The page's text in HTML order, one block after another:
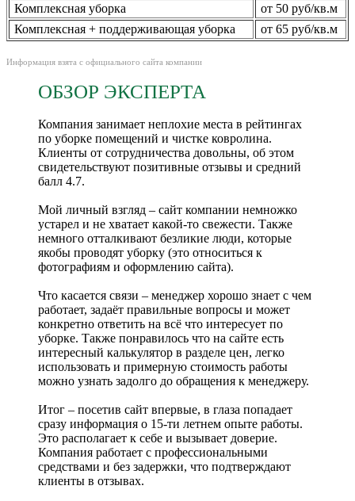
Комплексная уборка
от 50 руб/кв.м
Комплексная + поддерживающая уборка
от 65 руб/кв.м
Информация взята с официального сайта компании
ОБЗОР ЭКСПЕРТА
Компания занимает неплохие места в рейтингах
по уборке помещений и чистке ковролина.
Клиенты от сотрудничества довольны, об этом
свидетельствуют позитивные отзывы и средний
балл 4.7.
Мой личный взгляд – сайт компании немножко
устарел и не хватает какой-то свежести. Также
немного отталкивают безликие люди, которые
якобы проводят уборку (это относиться к
фотографиям и оформлению сайта).
Что касается связи – менеджер хорошо знает с чем
работает, задаёт правильные вопросы и может
конкретно ответить на всё что интересует по
уборке. Также понравилось что на сайте есть
интересный калькулятор в разделе цен, легко
использовать и примерную стоимость работы
можно узнать задолго до обращения к менеджеру.
Итог – посетив сайт впервые, в глаза попадает
сразу информация о 15-ти летнем опыте работы.
Это располагает к себе и вызывает доверие.
Компания работает с профессиональными
средствами и без задержки, что подтверждают
клиенты в отзывах.